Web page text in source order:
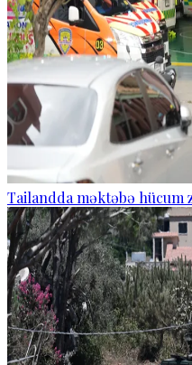
Tailandda məktəbə hücum